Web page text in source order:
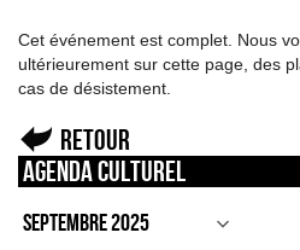
Cet événement est complet. Nous
ultérieurement sur cette page, des
cas de désistement.
Retour
Agenda culturel